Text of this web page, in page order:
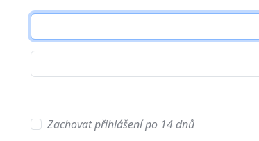
Zachovat přihlášení po 14 dnů